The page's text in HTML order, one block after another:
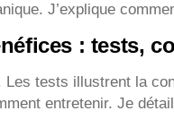
J’explique
: tests,
tests illustrent la
entretenir. Je